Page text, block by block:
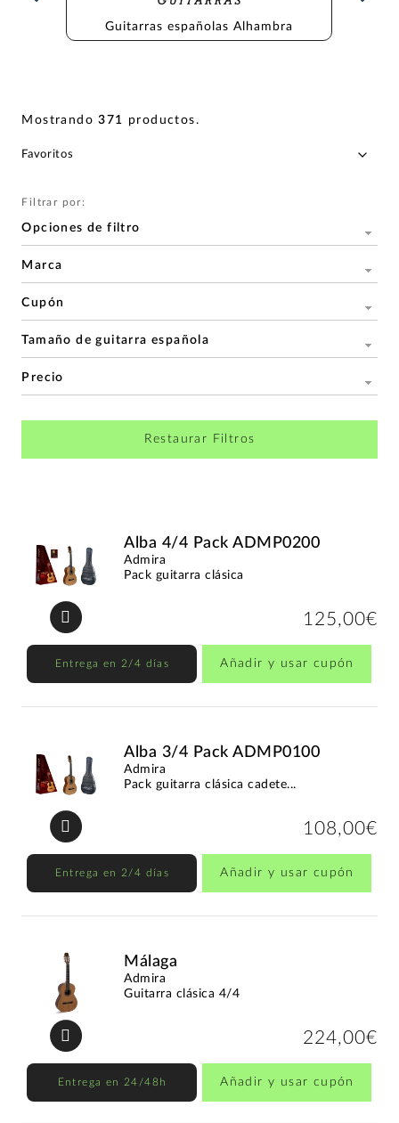
Guitarras españolas Alhambra
Mostrando371 productos.
Filtrar por:
Opciones de filtro
Marca
Cupón
Tamaño de guitarra española
Precio
Restaurar Filtros
Alba 4/4 Pack ADMP0200
Admira
Pack guitarra clásica
125,00€
Entrega en 2/4 días Añadir y usar cupón
Alba 3/4 Pack ADMP0100
Admira
Pack guitarra clásica cadete...
108,00€
Entrega en 2/4 días Añadir y usar cupón
Málaga
Admira
Guitarra clásica 4/4
224,00€
Entrega en 24/48h Añadir y usar cupón